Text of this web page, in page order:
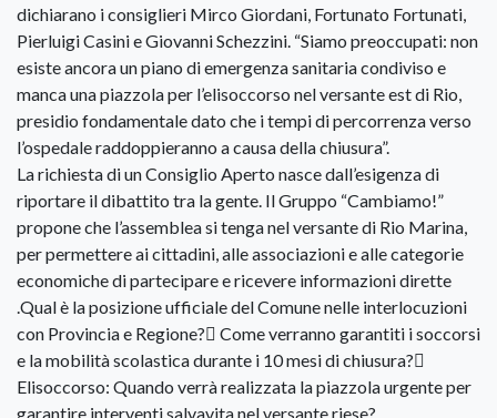
dichiarano i consiglieri Mirco Giordani, Fortunato Fortunati,
Pierluigi Casini e Giovanni Schezzini. “Siamo preoccupati: non
esiste ancora un piano di emergenza sanitaria condiviso e
manca una piazzola per l’elisoccorso nel versante est di Rio,
presidio fondamentale dato che i tempi di percorrenza verso
l’ospedale raddoppieranno a causa della chiusura”.
La richiesta di un Consiglio Aperto nasce dall’esigenza di
riportare il dibattito tra la gente. Il Gruppo “Cambiamo!”
propone che l’assemblea si tenga nel versante di Rio Marina,
per permettere ai cittadini, alle associazioni e alle categorie
economiche di partecipare e ricevere informazioni dirette
.Qual è la posizione ufficiale del Comune nelle interlocuzioni
con Provincia e Regione? Come verranno garantiti i soccorsi
e la mobilità scolastica durante i 10 mesi di chiusura?
Elisoccorso: Quando verrà realizzata la piazzola urgente per
garantire interventi salvavita nel versante riese?